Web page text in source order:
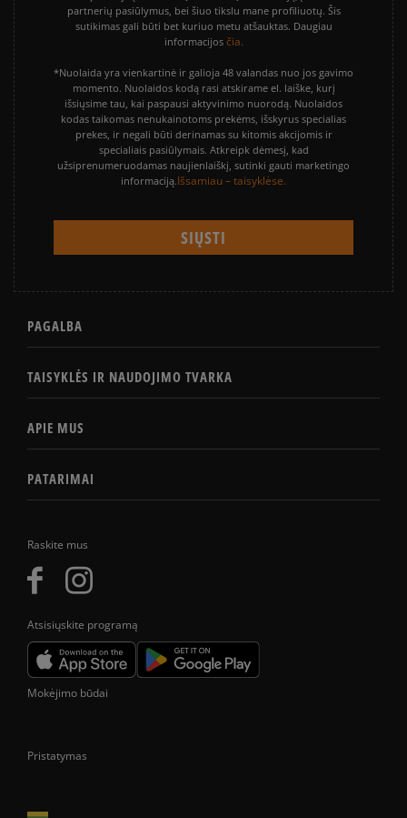
Raskite mus
Atsisiųskite programą
partnerių pasiūlymus, bei šiuo tikslu mane profiliuotų. Šis
sutikimas gali būti bet kuriuo metu atšauktas. Daugiau
informacijos čia.
*Nuolaida yra vienkartinė ir galioja 48 valandas nuo jos gavimo
momento. Nuolaidos kodą rasi atskirame el. laiške, kurį
išsiųsime tau, kai paspausi aktyvinimo nuorodą. Nuolaidos
kodas taikomas nenukainotoms prekėms, išskyrus specialias
prekes, ir negali būti derinamas su kitomis akcijomis ir
specialiais pasiūlymais. Atkreipk dėmesį, kad
užsiprenumeruodamas naujienlaiškį, sutinki gauti marketingo
informaciją.Išsamiau – taisyklėse.
PAGALBA
TAISYKLĖS IR NAUDOJIMO TVARKA
APIE MUS
PATARIMAI
Mokėjimo būdai
Pristatymas